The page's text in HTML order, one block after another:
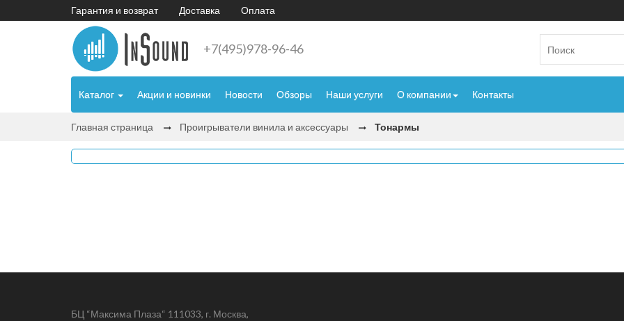
Гарантия и возврат Доставка Оплата
+7(495)978-96-46
Каталог Акции и новинки Новости Обзоры Наши услуги О компании Контакты
Главная страница Проигрыватели винила и аксессуары Тонармы
БЦ “Максима Плаза“ 111033, г. Москва,